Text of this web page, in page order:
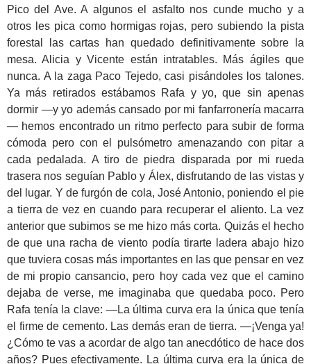
Pico del Ave. A algunos el asfalto nos cunde mucho y a
otros les pica como hormigas rojas, pero subiendo la pista
forestal las cartas han quedado definitivamente sobre la
mesa. Alicia y Vicente están intratables. Más ágiles que
nunca. A la zaga Paco Tejedo, casi pisándoles los talones.
Ya más retirados estábamos Rafa y yo, que sin apenas
dormir —y yo además cansado por mi fanfarronería macarra
— hemos encontrado un ritmo perfecto para subir de forma
cómoda pero con el pulsómetro amenazando con pitar a
cada pedalada. A tiro de piedra disparada por mi rueda
trasera nos seguían Pablo y Álex, disfrutando de las vistas y
del lugar. Y de furgón de cola, José Antonio, poniendo el pie
a tierra de vez en cuando para recuperar el aliento. La vez
anterior que subimos se me hizo más corta. Quizás el hecho
de que una racha de viento podía tirarte ladera abajo hizo
que tuviera cosas más importantes en las que pensar en vez
de mi propio cansancio, pero hoy cada vez que el camino
dejaba de verse, me imaginaba que quedaba poco. Pero
Rafa tenía la clave: —La última curva era la única que tenía
el firme de cemento. Las demás eran de tierra. —¡Venga ya!
¿Cómo te vas a acordar de algo tan anecdótico de hace dos
años? Pues efectivamente. La última curva era la única de